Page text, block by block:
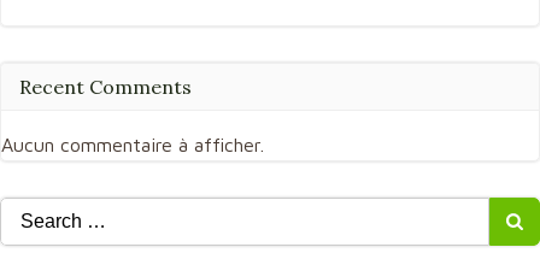
Recent Comments
Aucun commentaire à afficher.
Search
for: